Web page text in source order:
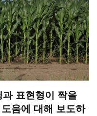
표현형이 짝을
움에 대해 보도하